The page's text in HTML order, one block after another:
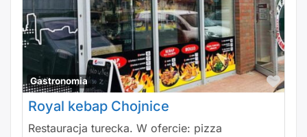
Gastronomia
Royal kebap Chojnice
Restauracja turecka. W ofercie: pizza